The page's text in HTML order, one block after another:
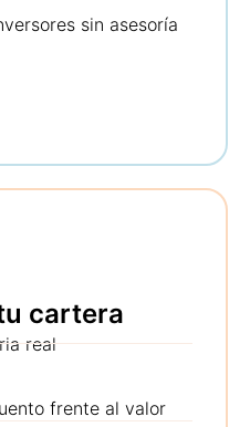
sin asesoría
cartera
real
frente al valor